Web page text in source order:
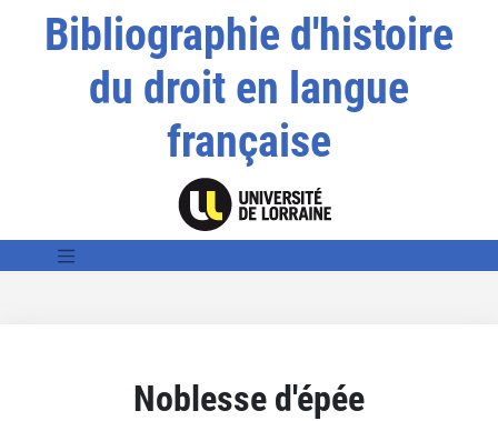
Bibliographie d'histoire
du droit en langue
française
Noblesse d'épée